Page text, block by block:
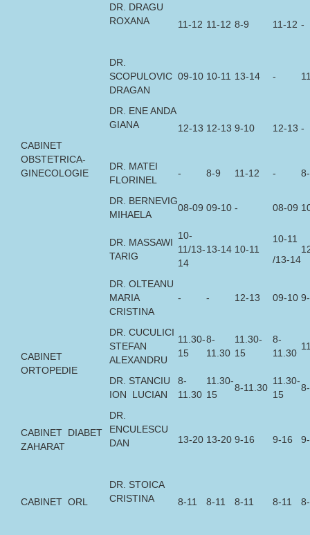
CABINET
OBSTETRICA-
GINECOLOGIE
DR. DRAGU
ROXANA
11-12 11-12 8-9 11-12 -
DR.
SCOPULOVIC
DRAGAN
09-10 10-11 13-14 -
DR. ENE ANDA
GIANA
12-13 12-13 9-10 12-13 -
DR. MATEI
FLORINEL
- 8-9 11-12 -
DR. BERNEVIG
MIHAELA
08-09 09-10 - 08-09
DR. MASSAWI
TARIG
10-
11/13-
14
13-14 10-11
10-11
/13-14
DR. OLTEANU
MARIA
CRISTINA
- - 12-13 09-10
CABINET
ORTOPEDIE
DR. CUCULICI
STEFAN
ALEXANDRU
11.30-
15
8-
11.30
11.30-
15
8-
11.30
DR. STANCIU
ION LUCIAN
8-
11.30
11.30-
15
8-11.30
11.30-
15
CABINET DIABET
ZAHARAT
DR.
ENCULESCU
DAN
13-20 13-20 9-16 9-16
CABINET ORL
DR. STOICA
CRISTINA
8-11 8-11 8-11 8-11